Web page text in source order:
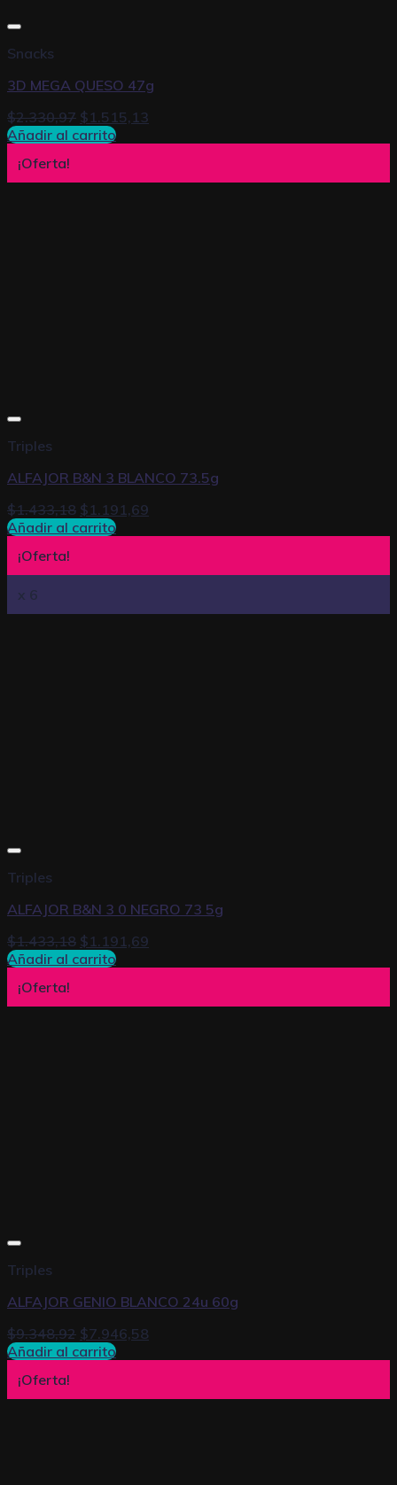
Snacks
3D MEGA QUESO 47g
$2.330,97 $ 1.515,13
Añadir al carrito
¡Oferta!
Triples
ALFAJOR B&N 3 BLANCO 73.5g
$1.433,18 $ 1.191,69
Añadir al carrito
¡Oferta!
x 6
Triples
ALFAJOR B&N 3 0 NEGRO 73 5g
$1.433,18 $ 1.191,69
Añadir al carrito
¡Oferta!
Triples
ALFAJOR GENIO BLANCO 24u 60g
$9.348,92 $7.946,58
Añadir al carrito
¡Oferta!